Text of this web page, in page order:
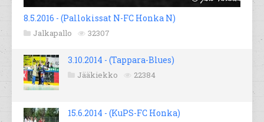
8.5.2016 - (Pallokissat N-FC Honka N)
Jalkapallo 32307
3.10.2014 - (Tappara-Blues)
Jääkiekko 22384
15.6.2014 - (KuPS-FC Honka)